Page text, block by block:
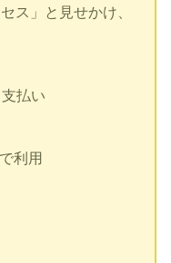
ス」と見せかけ、
払い
利用